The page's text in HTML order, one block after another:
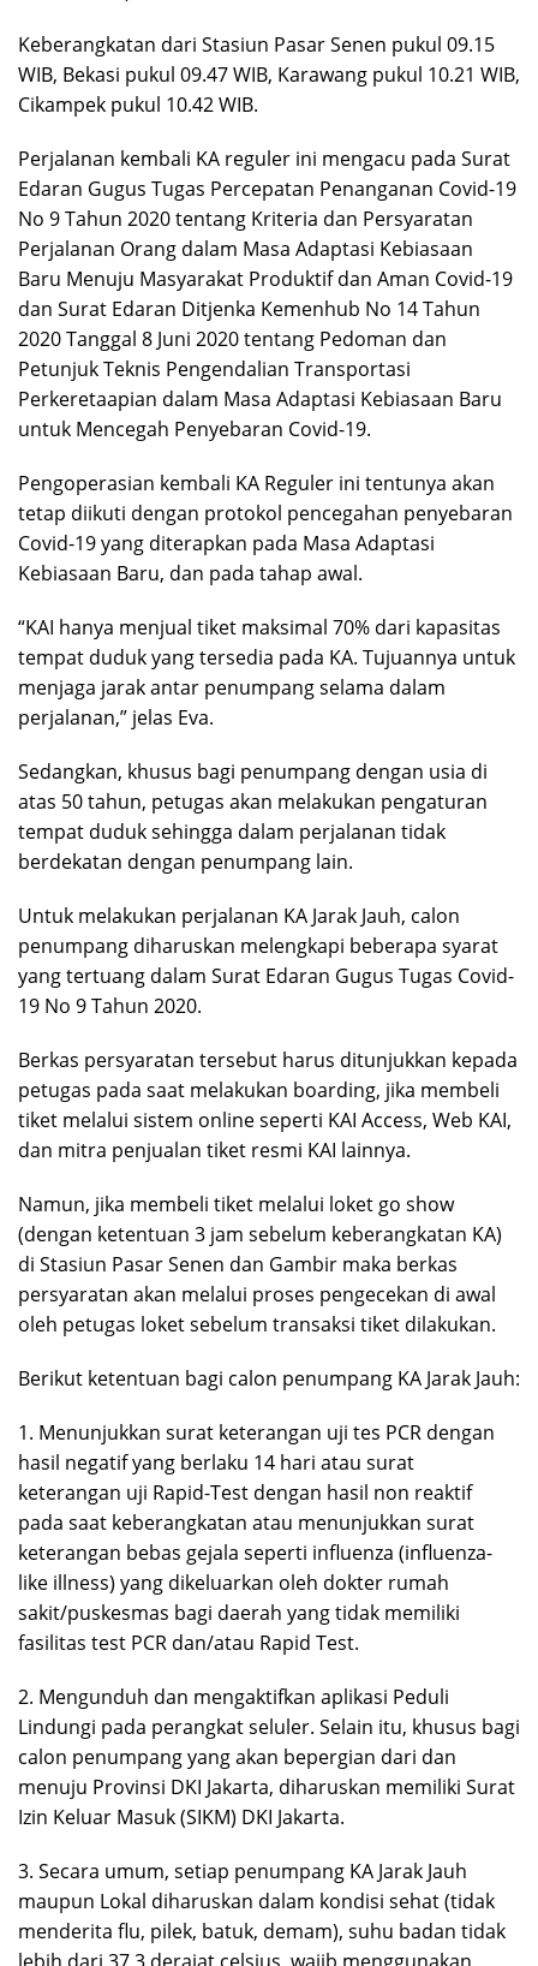
Keberangkatan dari Stasiun Pasar Senen pukul 09.15
WIB, Bekasi pukul 09.47 WIB, Karawang pukul 10.21 WIB,
Cikampek pukul 10.42 WIB.
Perjalanan kembali KA reguler ini mengacu pada Surat
Edaran Gugus Tugas Percepatan Penanganan Covid-19
No 9 Tahun 2020 tentang Kriteria dan Persyaratan
Perjalanan Orang dalam Masa Adaptasi Kebiasaan
Baru Menuju Masyarakat Produktif dan Aman Covid-19
dan Surat Edaran Ditjenka Kemenhub No 14 Tahun
2020 Tanggal 8 Juni 2020 tentang Pedoman dan
Petunjuk Teknis Pengendalian Transportasi
Perkeretaapian dalam Masa Adaptasi Kebiasaan Baru
untuk Mencegah Penyebaran Covid-19.
Pengoperasian kembali KA Reguler ini tentunya akan
tetap diikuti dengan protokol pencegahan penyebaran
Covid-19 yang diterapkan pada Masa Adaptasi
Kebiasaan Baru, dan pada tahap awal.
“KAI hanya menjual tiket maksimal 70% dari kapasitas
tempat duduk yang tersedia pada KA. Tujuannya untuk
menjaga jarak antar penumpang selama dalam
perjalanan,” jelas Eva.
Sedangkan, khusus bagi penumpang dengan usia di
atas 50 tahun, petugas akan melakukan pengaturan
tempat duduk sehingga dalam perjalanan tidak
berdekatan dengan penumpang lain.
Untuk melakukan perjalanan KA Jarak Jauh, calon
penumpang diharuskan melengkapi beberapa syarat
yang tertuang dalam Surat Edaran Gugus Tugas Covid-
19 No 9 Tahun 2020.
Berkas persyaratan tersebut harus ditunjukkan kepada
petugas pada saat melakukan boarding, jika membeli
tiket melalui sistem online seperti KAI Access, Web KAI,
dan mitra penjualan tiket resmi KAI lainnya.
Namun, jika membeli tiket melalui loket go show
(dengan ketentuan 3 jam sebelum keberangkatan KA)
di Stasiun Pasar Senen dan Gambir maka berkas
persyaratan akan melalui proses pengecekan di awal
oleh petugas loket sebelum transaksi tiket dilakukan.
Berikut ketentuan bagi calon penumpang KA Jarak Jauh:
1. Menunjukkan surat keterangan uji tes PCR dengan
hasil negatif yang berlaku 14 hari atau surat
keterangan uji Rapid-Test dengan hasil non reaktif
pada saat keberangkatan atau menunjukkan surat
keterangan bebas gejala seperti influenza (influenza-
like illness) yang dikeluarkan oleh dokter rumah
sakit/puskesmas bagi daerah yang tidak memiliki
fasilitas test PCR dan/atau Rapid Test.
2. Mengunduh dan mengaktifkan aplikasi Peduli
Lindungi pada perangkat seluler. Selain itu, khusus bagi
calon penumpang yang akan bepergian dari dan
menuju Provinsi DKI Jakarta, diharuskan memiliki Surat
Izin Keluar Masuk (SIKM) DKI Jakarta.
3. Secara umum, setiap penumpang KA Jarak Jauh
maupun Lokal diharuskan dalam kondisi sehat (tidak
menderita flu, pilek, batuk, demam), suhu badan tidak